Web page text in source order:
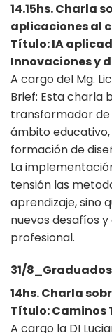
14.15hs. Charla
aplicaciones al
Título: IA
Innovaciones y
A cargo del Mg.
Brief: Esta charla
transformador
ámbito
formación de
La
tensión las
aprendizaje, sino
nuevos desafíos
profesional.
31/8_Graduados
14hs. Charla
Título: Caminos
A cargo la DI